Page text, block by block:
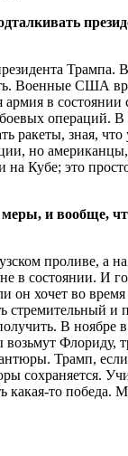
Трампа.
Военные США
в состоянии
операций.
ракеты, зная,
но американцы,
Кубе; это
и вообще,
проливе, а
в состоянии. И
он хочет во
стремительный и
получить. В
Флориду,
Трамп, если
сохраняется.
то победа.